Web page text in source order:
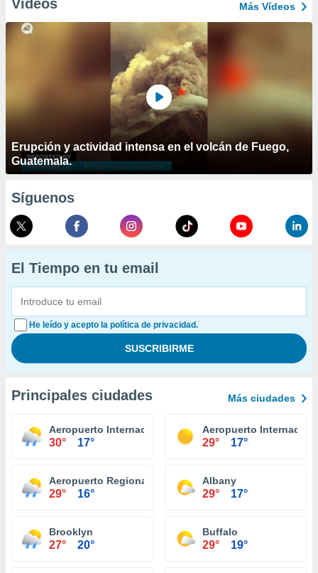
Vídeos Más Vídeos
Erupción y actividad intensa en el volcán de Fuego,
Guatemala.
Síguenos
El Tiempo en tu email
He leído y acepto la política de privacidad.
Principales ciudades Más ciudades
Aeropuerto Internacional Niagara Falls
30° 17°
Aeropuerto
29° 17°
Aeropuerto Regional Ithaca Tompkins
29° 16°
Albany
29° 17°
Brooklyn
27° 20°
Buffalo
29° 19°